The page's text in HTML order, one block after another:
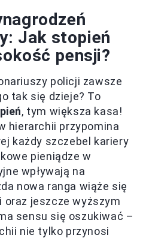
Jak stopień
pensji?
policji zawsze
tak się dzieje? To
, tym większa kasa!
hierarchii przypomina
każdy szczebel kariery
pieniądze w
wpływają na
nowa ranga wiąże się
oraz jeszcze wyższym
sensu się oszukiwać –
nie tylko przynosi